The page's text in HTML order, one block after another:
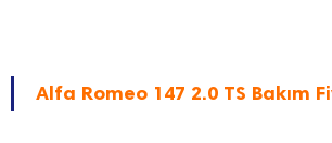
Alfa Romeo 147 2.0 TS Bakım